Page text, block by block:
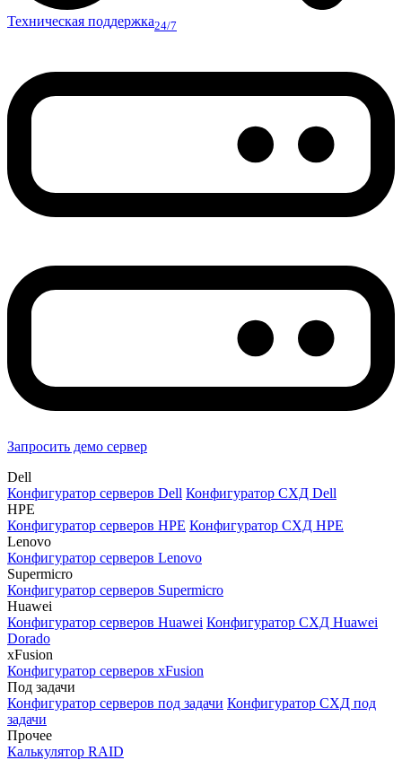
Техническая поддержка24/7
Запросить демо сервер
Dell
Конфигуратор серверов Dell Конфигуратор СХД Dell
HPE
Конфигуратор серверов HPE Конфигуратор СХД HPE
Lenovo
Конфигуратор серверов Lenovo
Supermicro
Конфигуратор серверов Supermicro
Huawei
Конфигуратор серверов Huawei Конфигуратор СХД Huawei
Dorado
xFusion
Конфигуратор серверов xFusion
Под задачи
Конфигуратор серверов под задачи Конфигуратор СХД под
задачи
Прочее
Калькулятор RAID